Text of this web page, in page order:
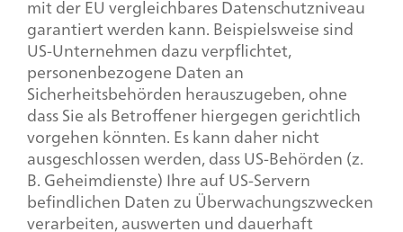
mit der EU vergleichbares Datenschutzniveau
garantiert werden kann. Beispielsweise sind
US-Unternehmen dazu verpflichtet,
personenbezogene Daten an
Sicherheitsbehörden herauszugeben, ohne
dass Sie als Betroffener hiergegen gerichtlich
vorgehen könnten. Es kann daher nicht
ausgeschlossen werden, dass US-Behörden (z.
B. Geheimdienste) Ihre auf US-Servern
befindlichen Daten zu Überwachungszwecken
verarbeiten, auswerten und dauerhaft